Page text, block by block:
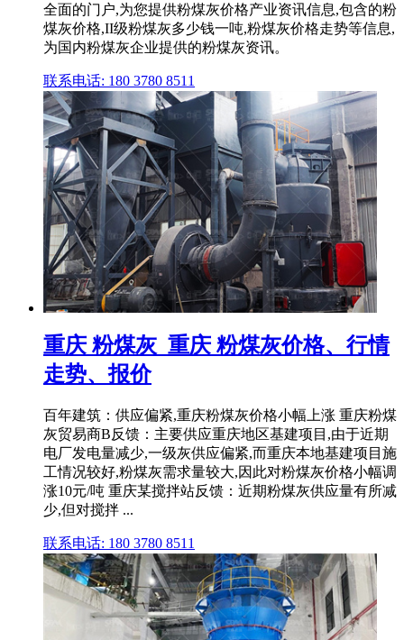
全面的门户,为您提供粉煤灰价格产业资讯信息,包含的粉
煤灰价格,II级粉煤灰多少钱一吨,粉煤灰价格走势等信息,
为国内粉煤灰企业提供的粉煤灰资讯。
联系电话: 180 3780 8511
重庆 粉煤灰_重庆 粉煤灰价格、行情
走势、报价
百年建筑：供应偏紧,重庆粉煤灰价格小幅上涨 重庆粉煤
灰贸易商B反馈：主要供应重庆地区基建项目,由于近期
电厂发电量减少,一级灰供应偏紧,而重庆本地基建项目施
工情况较好,粉煤灰需求量较大,因此对粉煤灰价格小幅调
涨10元/吨 重庆某搅拌站反馈：近期粉煤灰供应量有所减
少,但对搅拌 ...
联系电话: 180 3780 8511